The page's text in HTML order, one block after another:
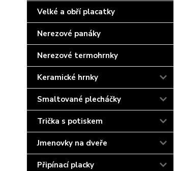
Velké a obří placatky
Nerezové panáky
Nerezové termohrnky
Keramické hrnky
Smaltované plecháčky
Trička s potiskem
Jmenovky na dveře
Připínací placky